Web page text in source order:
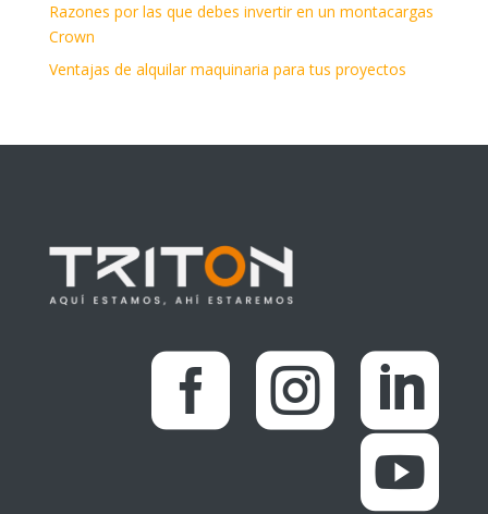
Razones por las que debes invertir en un montacargas
Crown
Ventajas de alquilar maquinaria para tus proyectos
  
